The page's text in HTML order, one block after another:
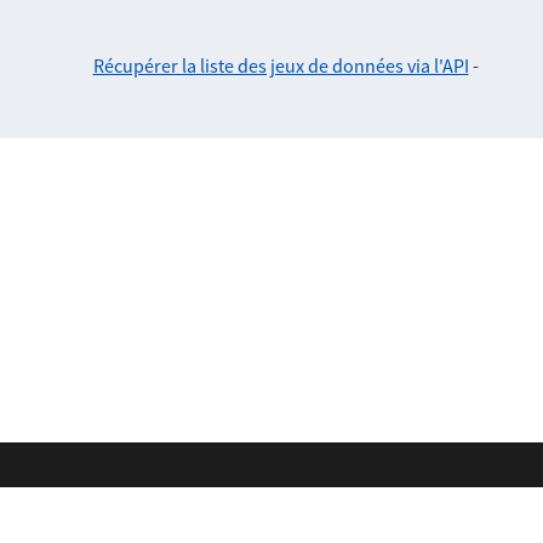
Récupérer la liste des jeux de données via l'API -